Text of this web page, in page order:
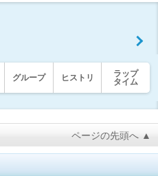
グループ ヒストリ
ラップ
タイム
ページの先頭へ ▲